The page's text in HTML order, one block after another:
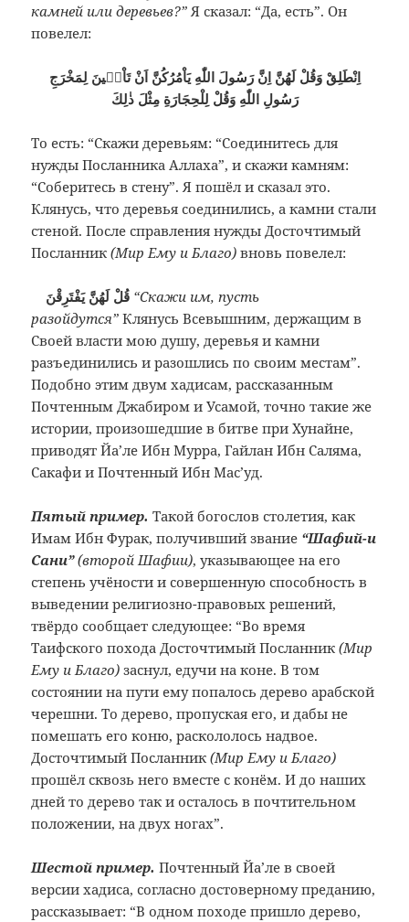
камней или деревьев?” Я сказал: “Да, есть”. Он
повелел:
اِنْطَلِقْ وَقُلْ لَهُنَّ اِنَّ رَسُولَ اللّٰهِ يَاْمُرُكُنَّ اَنْ تَاْتٖينَ لِمَخْرَجِ
رَسُولِ اللّٰهِ وَقُلْ لِلْحِجَارَةِ مِثْلَ ذٰلِكَ
То есть: “Скажи деревьям: “Соединитесь для
нужды Посланника Аллаха”, и скажи камням:
“Соберитесь в стену”. Я пошёл и сказал это.
Клянусь, что деревья соединились, а камни стали
стеной. После справления нужды Досточтимый
Посланник(Мир Ему и Благо) вновь повелел:
“Скажи им, пусть
разойдутся” Клянусь Всевышним, держащим в
Своей власти мою душу, деревья и камни
разъединились и разошлись по своим местам”.
Подобно этим двум хадисам, рассказанным
Почтенным Джабиром и Усамой, точно такие же
истории, произошедшие в битве при Хунайне,
приводят Йа’ле Ибн Мурра, Гайлан Ибн Саляма,
Сакафи и Почтенный Ибн Мас’уд.
Пятый пример. Такой богослов столетия, как
Имам Ибн Фурак, получивший звание “Шафий-и
Сани” (второй Шафии), указывающее на его
степень учёности и совершенную способность в
выведении религиозно-правовых решений,
твёрдо сообщает следующее: “Во время
Таифского похода Досточтимый Посланник(Мир
Ему и Благо) заснул, едучи на коне. В том
состоянии на пути ему попалось дерево арабской
черешни. То дерево, пропуская его, и дабы не
помешать его коню, раскололось надвое.
Досточтимый Посланник(Мир Ему и Благо)
прошёл сквозь него вместе с конём. И до наших
дней то дерево так и осталось в почтительном
положении, на двух ногах”.
Шестой пример. Почтенный Йа’ле в своей
версии хадиса, согласно достоверному преданию,
рассказывает: “В одном походе пришло дерево,